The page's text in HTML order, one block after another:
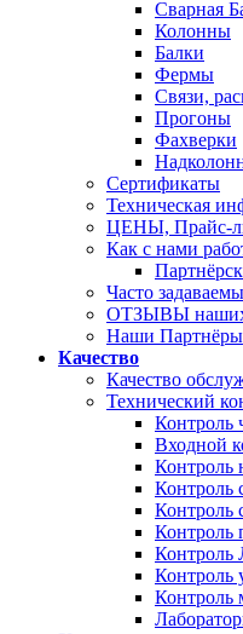
Сварная
Колонны
Балки
Фермы
Связи,
Прогоны
Фахверки
Сертификаты
Техническая
ЦЕНЫ, Прайс-
Как с нами
Часто
ОТЗЫВЫ наших
Наши Партнёры
Качество
Качество
Технический
Контроль
Входной
Контроль
Контроль
Контроль
Контроль
Контроль
Контроль